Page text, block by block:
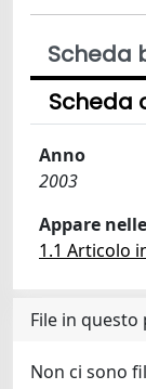
Scheda
Scheda
Anno
2003
Appare
1.1 Articolo
File in
Non ci sono